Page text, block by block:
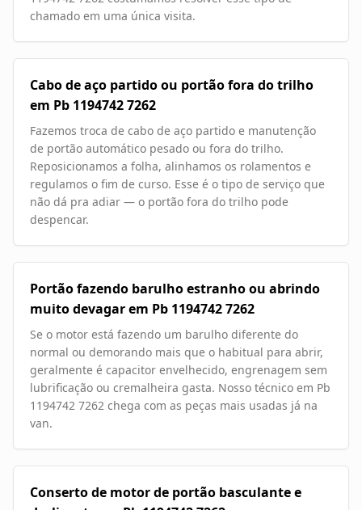
chamado em uma única visita.
Cabo de aço partido ou portão fora do trilho
em Pb 1194742 7262
Fazemos troca de cabo de aço partido e manutenção
de portão automático pesado ou fora do trilho.
Reposicionamos a folha, alinhamos os rolamentos e
regulamos o fim de curso. Esse é o tipo de serviço que
não dá pra adiar — o portão fora do trilho pode
despencar.
Portão fazendo barulho estranho ou abrindo
muito devagar em Pb 1194742 7262
Se o motor está fazendo um barulho diferente do
normal ou demorando mais que o habitual para abrir,
geralmente é capacitor envelhecido, engrenagem sem
lubrificação ou cremalheira gasta. Nosso técnico em Pb
1194742 7262 chega com as peças mais usadas já na
van.
Conserto de motor de portão basculante e